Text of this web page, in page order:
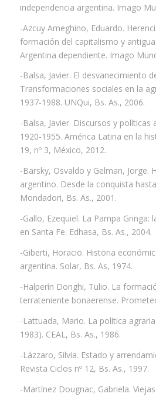
independencia argentina. Imago
-Azcuy Ameghino, Eduardo.
formación del capitalismo y
Argentina dependiente. Imago
-Balsa, Javier. El desvanecimiento
Transformaciones sociales en la
1937-1988. UNQui, Bs. As., 2006.
-Balsa, Javier. Discursos y políticas
1920-1955. América Latina en la
19, nº 3, México, 2012.
-Barsky, Osvaldo y Gelman, Jorge.
argentino. Desde la conquista
Mondadori, Bs. As., 2001.
-Gallo, Ezequiel. La Pampa Gringa:
en Santa Fe. Edhasa, Bs. As., 2004.
-Giberti, Horacio. Historia
argentina. Solar, Bs. As, 1974.
-Halperín Donghi, Tulio. La
terrateniente bonaerense.
-Lattuada, Mario. La política
1983). CEAL, Bs. As., 1986.
-Lázzaro, Silvia. Estado y
Revista Ciclos nº 12, Bs. As., 1997.
-Martínez Dougnac, Gabriela.